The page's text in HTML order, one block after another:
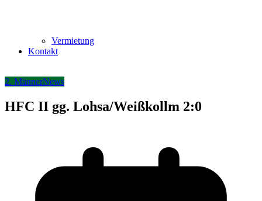
Vermietung
Kontakt
2. MännerNews
HFC II gg. Lohsa/Weißkollm 2:0